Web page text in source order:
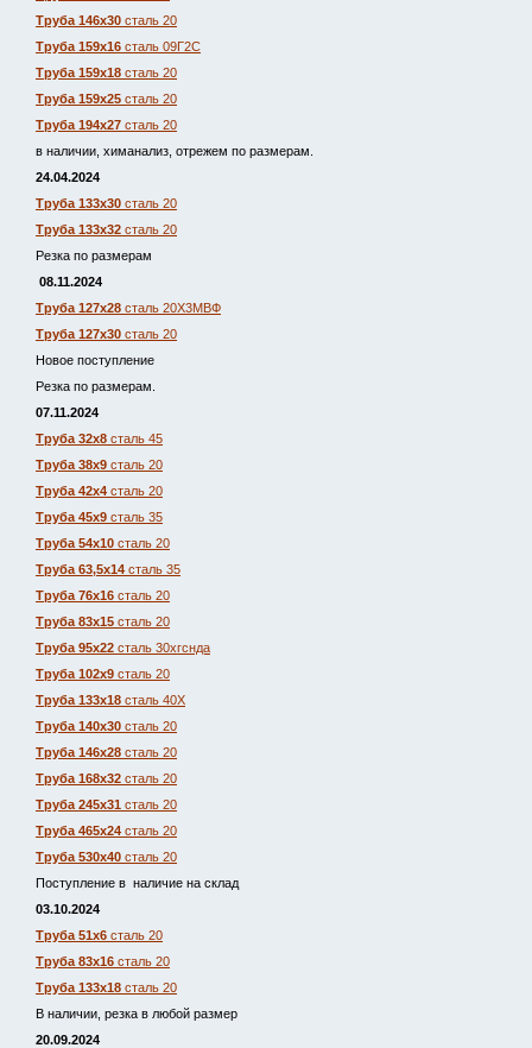
Труба 146х30 сталь 20
Труба 159х16 сталь 09Г2С
Труба 159х18 сталь 20
Труба 159х25 сталь 20
Труба 194х27 сталь 20
в наличии, химанализ, отрежем по размерам.
24.04.2024
Труба 133х30 сталь 20
Труба 133х32 сталь 20
Резка по размерам
08.11.2024
Труба 127х28 сталь 20Х3МВФ
Труба 127х30 сталь 20
Новое поступление
Резка по размерам.
07.11.2024
Труба 32х8 сталь 45
Труба 38х9 сталь 20
Труба 42х4 сталь 20
Труба 45х9 сталь 35
Труба 54х10 сталь 20
Труба 63,5х14 сталь 35
Труба 76х16 сталь 20
Труба 83х15 сталь 20
Труба 95х22 сталь 30хгснда
Труба 102х9 сталь 20
Труба 133х18 сталь 40Х
Труба 140х30 сталь 20
Труба 146х28 сталь 20
Труба 168х32 сталь 20
Труба 245х31 сталь 20
Труба 465х24 сталь 20
Труба 530х40 сталь 20
Поступление в наличие на склад
03.10.2024
Труба 51х6 сталь 20
Труба 83х16 сталь 20
Труба 133х18 сталь 20
В наличии, резка в любой размер
20.09.2024